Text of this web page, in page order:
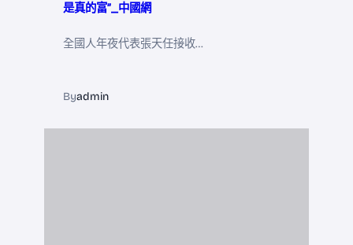
是真的富”_中國網
全國人年夜代表張天任接收…
Byadmin